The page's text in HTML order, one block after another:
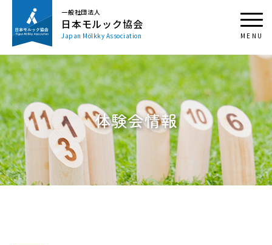
一般社団法人
日本モルック協会
Japan Mölkky Association
体験会情報